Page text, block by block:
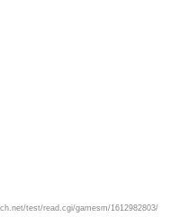
test/read.cgi/gamesm/1612982803/